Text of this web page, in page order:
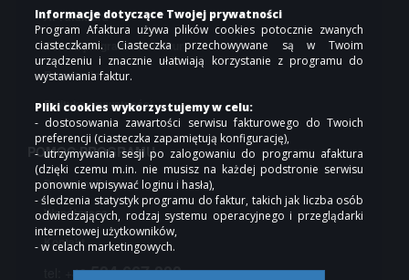
API afaktura
Cennik programu do faktur
Regulamin
Polityka prywatności
POMOC PROGRAMU
Pomoc online
Współpraca
Kontakt
tel: +48504 667 000
Informacje dotyczące Twojej prywatności
Program Afaktura używa plików cookies potocznie zwanych
ciasteczkami. Ciasteczka przechowywane są w Twoim
urządzeniu i znacznie ułatwiają korzystanie z programu do
wystawiania faktur.
Pliki cookies wykorzystujemy w celu:
- dostosowania zawartości serwisu fakturowego do Twoich
preferencji (ciasteczka zapamiętują konfigurację),
- utrzymywania sesji po zalogowaniu do programu afaktura
(dzięki czemu m.in. nie musisz na każdej podstronie serwisu
ponownie wpisywać loginu i hasła),
- śledzenia statystyk programu do faktur, takich jak liczba osób
odwiedzających, rodzaj systemu operacyjnego i przeglądarki
internetowej użytkowników,
- w celach marketingowych.